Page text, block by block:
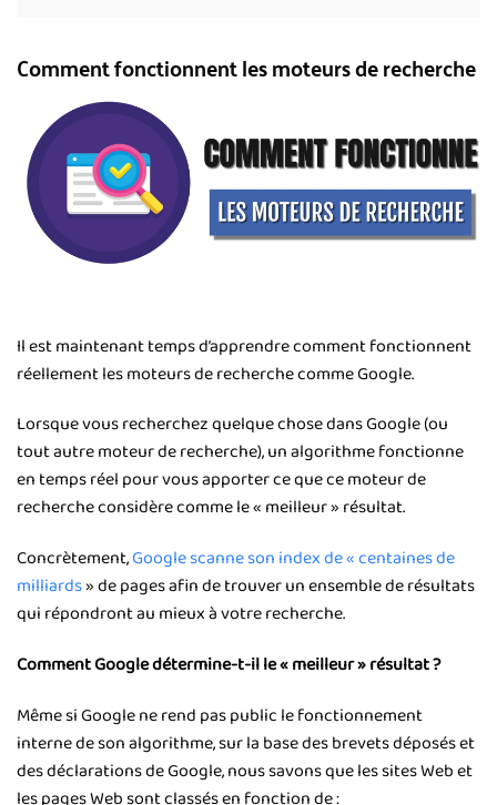
Comment fonctionnent les moteurs de recherche
Il est maintenant temps d’apprendre comment fonctionnent
réellement les moteurs de recherche comme Google.
Lorsque vous recherchez quelque chose dans Google (ou
tout autre moteur de recherche), un algorithme fonctionne
en temps réel pour vous apporter ce que ce moteur de
recherche considère comme le « meilleur » résultat.
Concrètement,Google scanne son index de « centaines de
milliards» de pages afin de trouver un ensemble de résultats
qui répondront au mieux à votre recherche.
Comment Google détermine-t-il le « meilleur » résultat ?
Même si Google ne rend pas public le fonctionnement
interne de son algorithme, sur la base des brevets déposés et
des déclarations de Google, nous savons que les sites Web et
les pages Web sont classés en fonction de :